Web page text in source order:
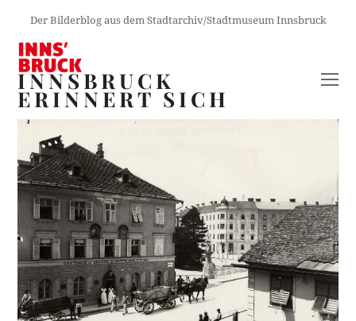
Der Bilderblog aus dem Stadtarchiv/Stadtmuseum Innsbruck
INNSBRUCK
ERINNERT SICH